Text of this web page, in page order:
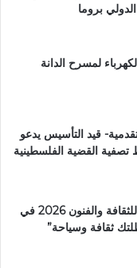
بروما
لمسرح الدانة
قيد التأسيس يدعو
القضية الفلسطينية
انطلاق الأسابيع الوطنية للثقافة والفنون 2026 في
ثقافة وسياحة”